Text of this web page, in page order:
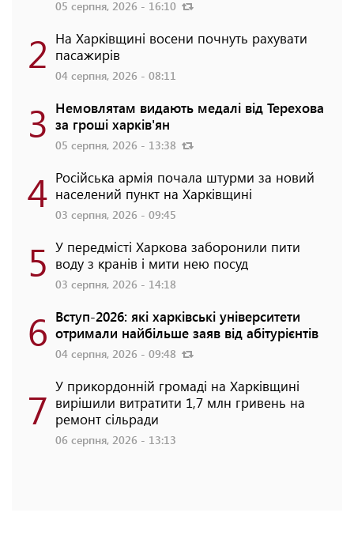
05 серпня, 2026 - 16:10
2 На Харківщині восени почнуть рахувати
пасажирів
04 серпня, 2026 - 08:11
3 Немовлятам видають медалі від Терехова
за гроші харків'ян
05 серпня, 2026 - 13:38
4 Російська армія почала штурми за новий
населений пункт на Харківщині
03 серпня, 2026 - 09:45
5 У передмісті Харкова заборонили пити
воду з кранів і мити нею посуд
03 серпня, 2026 - 14:18
6 Вступ-2026: які харківські університети
отримали найбільше заяв від абітурієнтів
04 серпня, 2026 - 09:48
7 У прикордонній громаді на Харківщині
вирішили витратити 1,7 млн гривень на
ремонт сільради
06 серпня, 2026 - 13:13